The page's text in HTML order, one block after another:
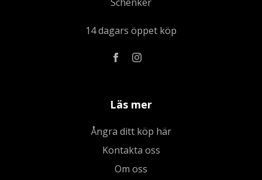
14 dagars öppet köp
Läs mer
Ångra ditt köp här
Kontakta oss
Om oss